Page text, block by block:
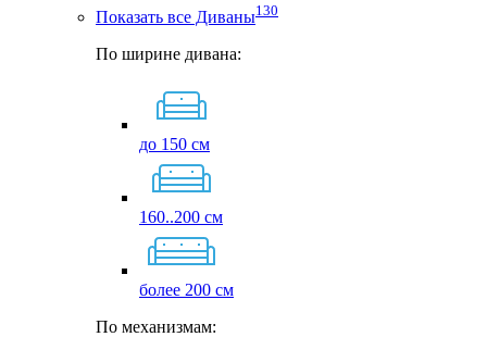
Показать все Диваны130
По ширине дивана:
до 150 см
160..200 см
более 200 см
По механизмам: